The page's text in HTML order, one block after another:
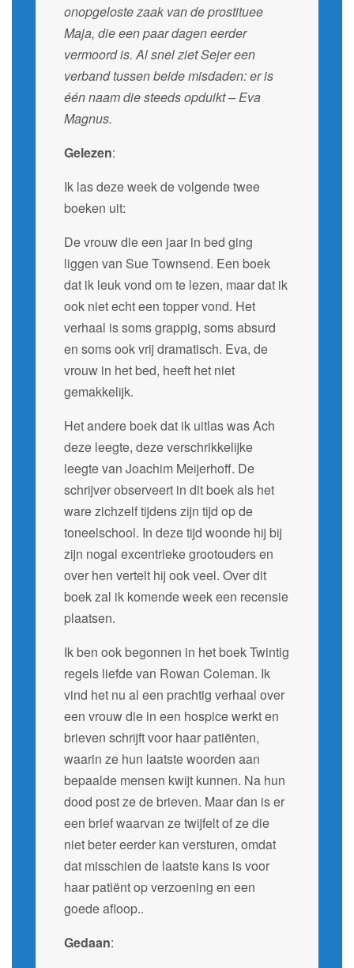
onopgeloste zaak van de prostituee
Maja, die een paar dagen eerder
vermoord is. Al snel ziet Sejer een
verband tussen beide misdaden: er is
één naam die steeds opduikt – Eva
Magnus.
Gelezen:
Ik las deze week de volgende twee
boeken uit:
De vrouw die een jaar in bed ging
liggen van Sue Townsend. Een boek
dat ik leuk vond om te lezen, maar dat ik
ook niet echt een topper vond. Het
verhaal is soms grappig, soms absurd
en soms ook vrij dramatisch. Eva, de
vrouw in het bed, heeft het niet
gemakkelijk.
Het andere boek dat ik uitlas was Ach
deze leegte, deze verschrikkelijke
leegte van Joachim Meijerhoff. De
schrijver observeert in dit boek als het
ware zichzelf tijdens zijn tijd op de
toneelschool. In deze tijd woonde hij bij
zijn nogal excentrieke grootouders en
over hen vertelt hij ook veel. Over dit
boek zal ik komende week een recensie
plaatsen.
Ik ben ook begonnen in het boek Twintig
regels liefde van Rowan Coleman. Ik
vind het nu al een prachtig verhaal over
een vrouw die in een hospice werkt en
brieven schrijft voor haar patiënten,
waarin ze hun laatste woorden aan
bepaalde mensen kwijt kunnen. Na hun
dood post ze de brieven. Maar dan is er
een brief waarvan ze twijfelt of ze die
niet beter eerder kan versturen, omdat
dat misschien de laatste kans is voor
haar patiënt op verzoening en een
goede afloop..
Gedaan: